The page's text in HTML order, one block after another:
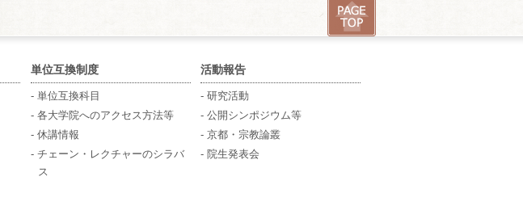
単位互換制度
- 単位互換科目
- 各大学院へのアクセス方法等
- 休講情報
- チェーン・レクチャーのシラバ
ス
活動報告
- 研究活動
- 公開シンポジウム等
- 京都・宗教論叢
- 院生発表会